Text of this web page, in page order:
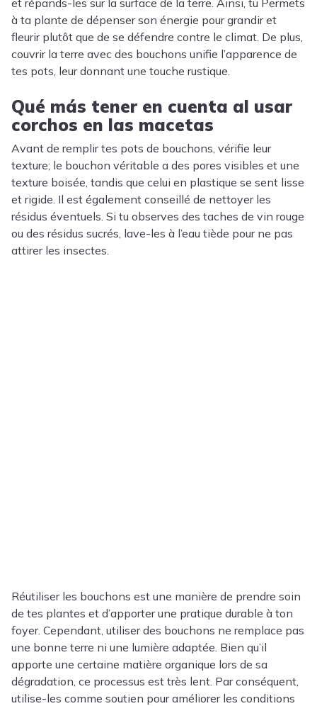
à ta plante de dépenser son énergie pour grandir et
fleurir plutôt que de se défendre contre le climat. De plus,
couvrir la terre avec des bouchons unifie l’apparence de
tes pots, leur donnant une touche rustique.
Qué más tener en cuenta al usar
corchos en las macetas
Avant de remplir tes pots de bouchons, vérifie leur
texture; le bouchon véritable a des pores visibles et une
texture boisée, tandis que celui en plastique se sent lisse
et rigide. Il est également conseillé de nettoyer les
résidus éventuels. Si tu observes des taches de vin rouge
ou des résidus sucrés, lave-les à l’eau tiède pour ne pas
attirer les insectes.
Réutiliser les bouchons est une manière de prendre soin
de tes plantes et d’apporter une pratique durable à ton
foyer. Cependant, utiliser des bouchons ne remplace pas
une bonne terre ni une lumière adaptée. Bien qu’il
apporte une certaine matière organique lors de sa
dégradation, ce processus est très lent. Par conséquent,
utilise-les comme soutien pour améliorer les conditions